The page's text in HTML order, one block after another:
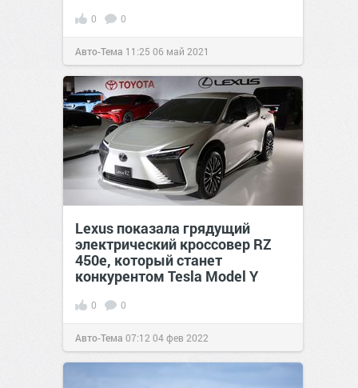
0 0
Авто-Тема 11:25 06 май 2021
Lexus показала грядущий
электрический кроссовер RZ
450e, который станет
конкурентом Tesla Model Y
0 0
Авто-Тема 07:12 04 фев 2022